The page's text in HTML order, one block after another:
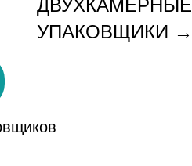
ДВУХКАМЕРНЫЕ
УПАКОВЩИКИ →